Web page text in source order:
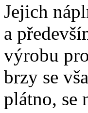
Jejich
a
výrobu
brzy se
plátno, se